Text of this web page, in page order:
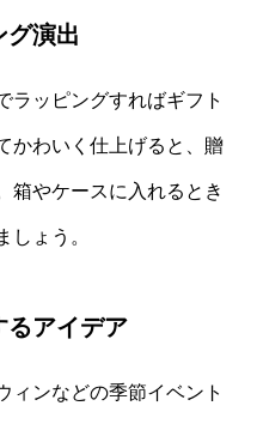
グ演出
ラッピングすればギフト
かわいく仕上げると、贈
箱やケースに入れるとき
しょう。
るアイデア
ィンなどの季節イベント